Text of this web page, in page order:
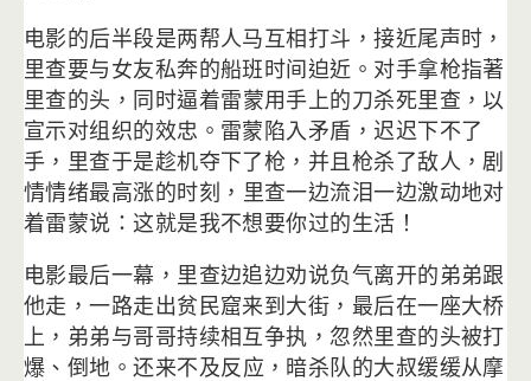
电影的后半段是两帮人马互相打斗，接近尾声时，
里查要与女友私奔的船班时间迫近。对手拿枪指著
里查的头， 同时逼着雷蒙用手上的刀杀死里查，以
宣示对组织的效忠。 雷蒙陷入矛盾，迟迟下不了
手，里查于是趁机夺下了枪， 并且枪杀了敌人，剧
情情绪最高涨的时刻， 里查一边流泪一边激动地对
着雷蒙说：这就是我不想要你过的生活！
电影最后一幕，里查边追边劝说负气离开的弟弟跟
他走，一路走出贫民窟来到大街，最后在一座大桥
上， 弟弟与哥哥持续相互争执，忽然里查的头被打
爆、倒地。还来不及反应，暗杀队的大叔缓缓从摩